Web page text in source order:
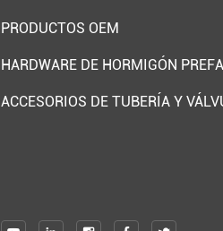
PRODUCTOS OEM
HARDWARE DE HORMIGÓN
ACCESORIOS DE TUBERÍA Y